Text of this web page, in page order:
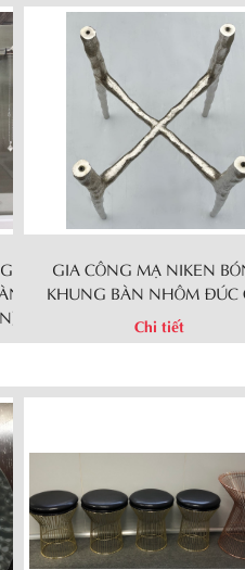
TRANG
XUẤT
GIA CÔNG MẠ NIKEN
KHUNG BÀN NHÔM ĐÚC
Chi tiết